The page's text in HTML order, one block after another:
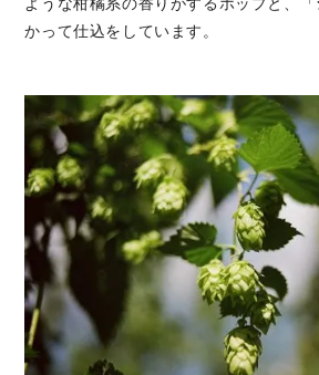
かって仕込をしています。